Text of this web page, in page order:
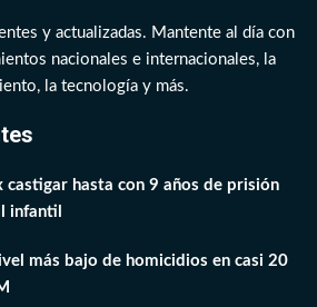
y actualizadas. Mantente al día con
nacionales e internacionales, la
la tecnología y más.
castigar hasta con 9 años de prisión
infantil
más bajo de homicidios en casi 20